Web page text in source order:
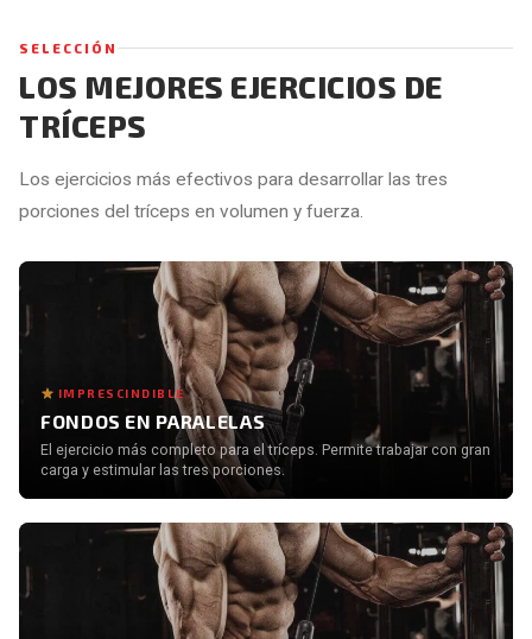
SELECCIÓN
LOS MEJORES EJERCICIOS DE
TRÍCEPS
Los ejercicios más efectivos para desarrollar las tres
porciones del tríceps en volumen y fuerza.
IMPRESCINDIBLE
FONDOS EN PARALELAS
El ejercicio más completo para el tríceps. Permite trabajar con gran
carga y estimular las tres porciones.